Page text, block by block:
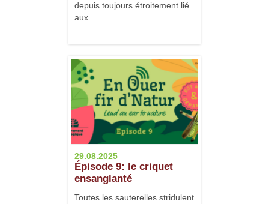
depuis toujours étroitement lié
aux...
29.08.2025
Épisode 9: le criquet
ensanglanté
Toutes les sauterelles stridulent